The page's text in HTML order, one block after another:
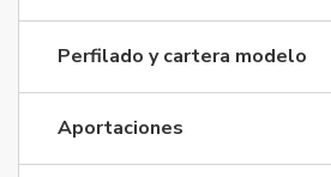
Perfilado y cartera modelo
Aportaciones